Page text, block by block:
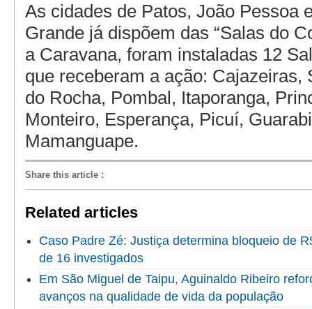
As cidades de Patos, João Pessoa
Grande já dispõem das “Salas do
a Caravana, foram instaladas 12
que receberam a ação: Cajazeiras,
do Rocha, Pombal, Itaporanga,
Monteiro, Esperança, Picuí,
Mamanguape.
Share this article :
Related articles
Caso Padre Zé: Justiça determina bloqueio de
de 16 investigados
Em São Miguel de Taipu, Aguinaldo Ribeiro
avanços na qualidade de vida da população